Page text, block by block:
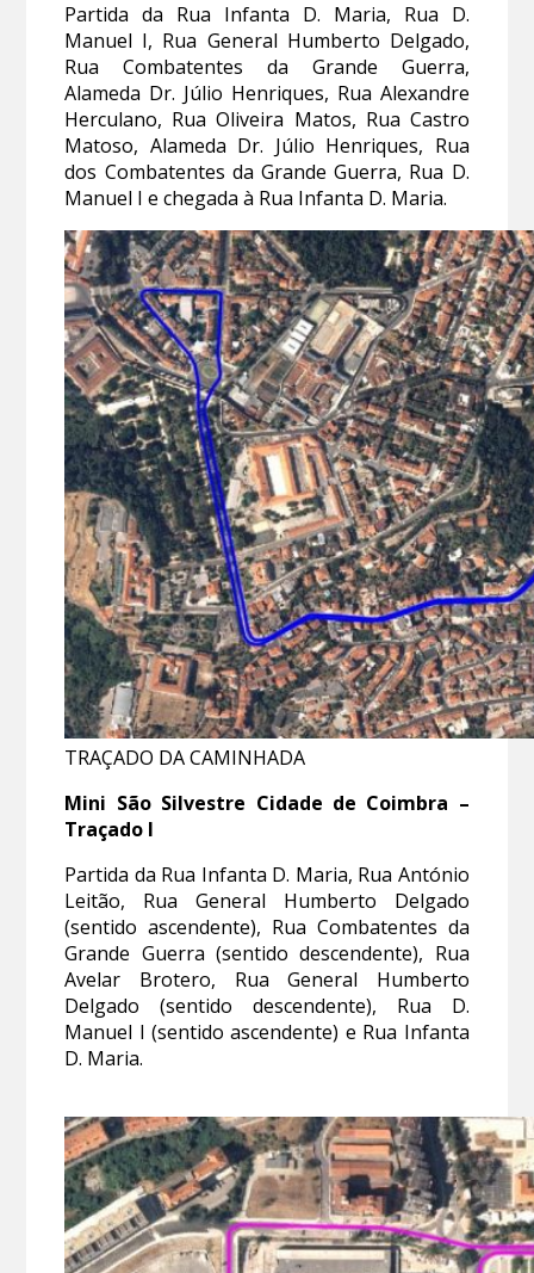
Partida da Rua Infanta D. Maria, Rua D.
Manuel I, Rua General Humberto Delgado,
Rua Combatentes da Grande Guerra,
Alameda Dr. Júlio Henriques, Rua Alexandre
Herculano, Rua Oliveira Matos, Rua Castro
Matoso, Alameda Dr. Júlio Henriques, Rua
dos Combatentes da Grande Guerra, Rua D.
Manuel I e chegada à Rua Infanta D. Maria.
TRAÇADO DA CAMINHADA
Mini São Silvestre Cidade de Coimbra –
Traçado I
Partida da Rua Infanta D. Maria, Rua António
Leitão, Rua General Humberto Delgado
(sentido ascendente), Rua Combatentes da
Grande Guerra (sentido descendente), Rua
Avelar Brotero, Rua General Humberto
Delgado (sentido descendente), Rua D.
Manuel I (sentido ascendente) e Rua Infanta
D. Maria.